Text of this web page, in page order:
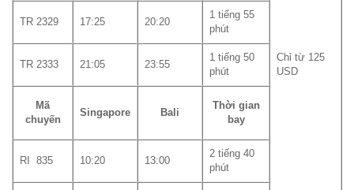
Chỉ từ 125
USD
TR 2329 17:25 20:20
1 tiếng 55
phút
TR 2333 21:05 23:55
1 tiếng 50
phút
Mã
chuyến
Singapore Bali
Thời gian
bay
RI 835 10:20 13:00
2 tiếng 40
phút